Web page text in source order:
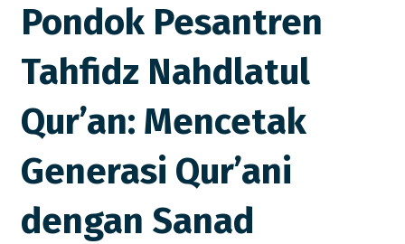
Pondok Pesantren
Tahfidz Nahdlatul
Qur’an: Mencetak
Generasi Qur’ani
dengan Sanad